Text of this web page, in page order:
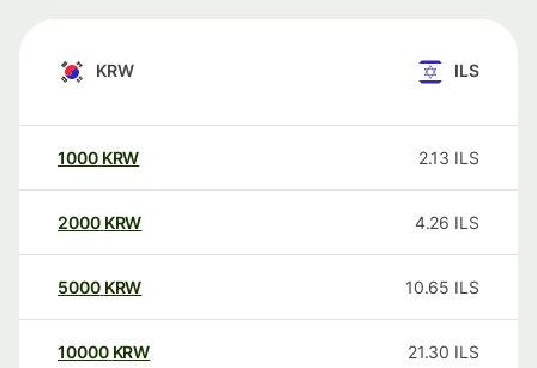
KRW ILS
1000 KRW 2.13 ILS
2000 KRW 4.26 ILS
5000 KRW 10.65 ILS
10000 KRW 21.30 ILS